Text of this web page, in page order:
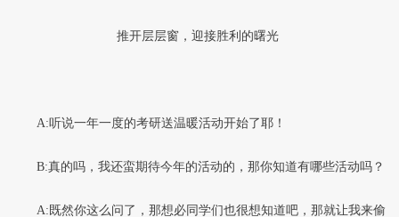
推开层层窗，迎接胜利的曙光
A:听说一年一度的考研送温暖活动开始了耶！
B:真的吗，我还蛮期待今年的活动的，那你知道有哪些活动吗？
A:既然你这么问了，那想必同学们也很想知道吧，那就让我来偷